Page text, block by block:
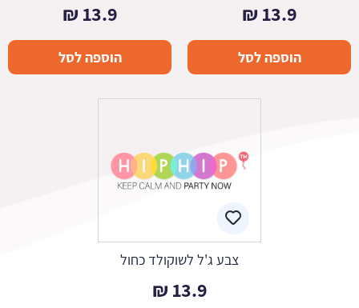
13.9
₪
הוספה לסל
13.9
₪
הוספה לסל
צבע ג'ל לשוקולד כחול
13.9
₪